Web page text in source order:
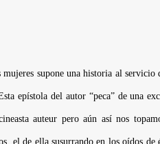
mujeres supone una historia al
epístola del autor “peca” de una
auteur pero aún así nos
el de ella susurrando en los oídos